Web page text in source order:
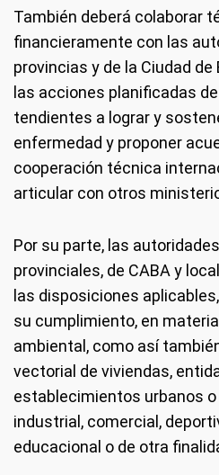
También deberá colaborar
financieramente con las
provincias y de la Ciudad
las acciones planificadas
tendientes a lograr y
enfermedad y proponer
cooperación técnica
articular con otros
Por su parte, las
provinciales, de CABA y
las disposiciones
su cumplimiento, en
ambiental, como así
vectorial de viviendas,
establecimientos urbanos
industrial, comercial,
educacional o de otra